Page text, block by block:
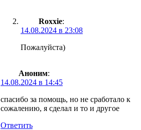
Roxxie:
14.08.2024 в 23:08
Пожалуйста)
Аноним:
14.08.2024 в 14:45
спасибо за помощь, но не сработало к
сожалению, я сделал и то и другое
Ответить